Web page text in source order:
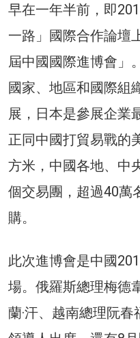
早在一年半前，即
一路」國際合作論壇
屆中國國際進博會」
國家、地區和國際組
展，日本是參展企業
正同中國打貿易戰的
方米，中國各地、中
個交易團，超過40萬
購。
此次進博會是中國
場。俄羅斯總理梅德
蘭·汗、越南總理阮